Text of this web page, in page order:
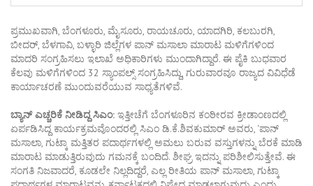
ಪ್ರಮುಖವಾಗಿ, ಬೆಂಗಳೂರು, ಮೈಸೂರು, ರಾಯಚೂರು, ಯಾದಗಿರಿ, ಕಲಬುರಗಿ,
ಬೀದರ್, ಬೆಳಗಾವಿ, ಬಳ್ಳಾರಿ ಜಿಲ್ಲೆಗಳ ಪಾನ್ ಮಸಾಲಾ ಮಾರಾಟ ಮಳಿಗೆಗಳಿಂದ
ಮಾದರಿ ಸಂಗ್ರಹಿಸಲು ಇಲಾಖೆ ಅಧಿಕಾರಿಗಳು ಮುಂದಾಗಿದ್ದಾರೆ. ಈ ಪೈಕಿ ಬುಧವಾರ
ಕೆಲವು ಮಳಿಗೆಗಳಿಂದ 32 ಸ್ಯಾಂಪಲ್ಸ್ ಸಂಗ್ರಹಿಸಿದ್ದು, ಗುರುವಾರವೂ ರಾಜ್ಯದ ವಿವಿಧೆಡೆ
ಕಾರ್ಯಾಚರಣೆ ಮುಂದುವರೆಯುವ ಸಾಧ್ಯತೆಗಳಿವೆ.
ಬ್ಯಾನ್ ಎಚ್ಚರಿಕೆ ನೀಡಿದ್ದ ಸಿಎಂ: ಇತ್ತೀಚೆಗೆ ಬೆಂಗಳೂರಿನ ಕಂಠೀರವ ಕ್ರೀಡಾಂಣದಲ್ಲಿ
ಏರ್ಪಡಿಸಿದ್ದ ಕಾರ್ಯಕ್ರಮವೊಂದರಲ್ಲಿ ಸಿಎಂ ಡಿ.ಕೆ.ಶಿವಕುಮಾರ್ ಅವರು, ‘ಪಾನ್
ಮಸಾಲಾ, ಗುಟ್ಕಾ ಮತ್ತಿತರ ಪದಾರ್ಥಗಳಲ್ಲಿ ಅಮಲು ಬರುವ ವಸ್ತುಗಳನ್ನು ಬೆರಕೆ ಮಾಡಿ
ಮಾರಾಟ ಮಾಡುತ್ತಿರುವುದು ಗಮನಕ್ಕೆ ಬಂದಿದೆ. ಶೀಘ್ರ ಇದನ್ನು ಪರಿಶೀಲಿಸುತ್ತೇವೆ. ಈ
ಸಂಗತಿ ನಿಜವಾದರೆ, ಕೂಡಲೇ ನಿಲ್ಲದಿದ್ದರೆ, ಎಲ್ಲ ರೀತಿಯ ಪಾನ್ ಮಸಾಲಾ, ಗುಟ್ಕಾ